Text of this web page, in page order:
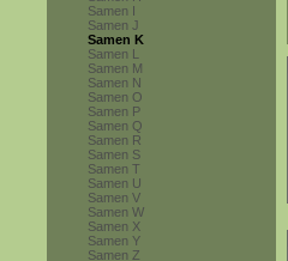
Samen I
Samen J
Samen K
Samen L
Samen M
Samen N
Samen O
Samen P
Samen Q
Samen R
Samen S
Samen T
Samen U
Samen V
Samen W
Samen X
Samen Y
Samen Z